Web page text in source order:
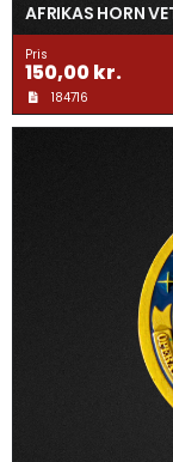
Gravering
Guldtræk
AFRIKAS HORN
Pris
150,00kr.
184716